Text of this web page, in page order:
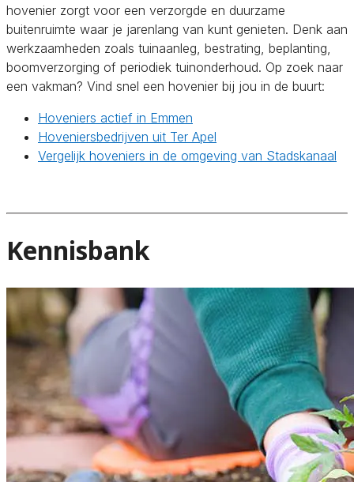
hovenier zorgt voor een verzorgde en duurzame
buitenruimte waar je jarenlang van kunt genieten. Denk aan
werkzaamheden zoals tuinaanleg, bestrating, beplanting,
boomverzorging of periodiek tuinonderhoud. Op zoek naar
een vakman? Vind snel een hovenier bij jou in de buurt:
Hoveniers actief in Emmen
Hoveniersbedrijven uit Ter Apel
Vergelijk hoveniers in de omgeving van Stadskanaal
Kennisbank